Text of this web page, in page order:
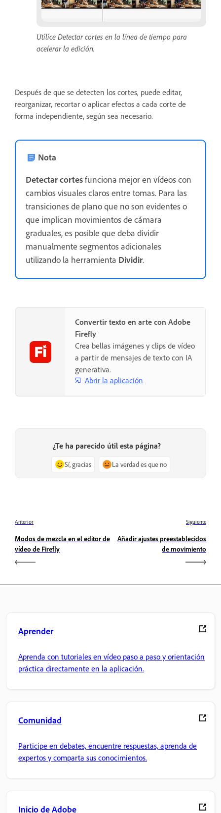
Utilice Detectar cortes en la línea de tiempo para
acelerar la edición.
Después de que se detecten los cortes, puede editar,
reorganizar, recortar o aplicar efectos a cada corte de
forma independiente, según sea necesario.
Nota
Detectar cortesfunciona mejor en vídeos con
cambios visuales claros entre tomas. Para las
transiciones de plano que no son evidentes o
que implican movimientos de cámara
graduales, es posible que deba dividir
manualmente segmentos adicionales
utilizando la herramienta Dividir.
Convertir texto en arte con Adobe
Firefly
Crea bellas imágenes y clips de vídeo
a partir de mensajes de texto con IA
generativa.
Abrir la aplicación
¿Te ha parecido útil esta página?
Sí, gracias La verdad es que no
Anterior
Modos de mezcla en el editor de
vídeo de Firefly
Siguiente
Añadir ajustes preestablecidos
de movimiento
Aprender
Aprenda con tutoriales en vídeo paso a paso y orientación
práctica directamente en la aplicación.
Comunidad
Participe en debates, encuentre respuestas, aprenda de
expertos y comparta sus conocimientos.
Inicio de Adobe